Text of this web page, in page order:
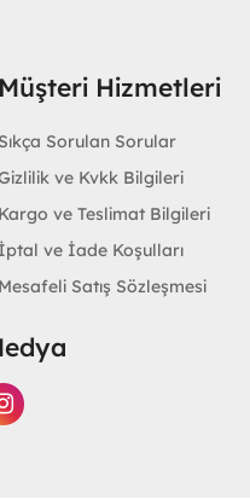
Müşteri Hizmetleri
Sıkça Sorulan Sorular
ve Kvkk Bilgileri
Kargo ve Teslimat Bilgileri
İptal ve İade Koşulları
Mesafeli Satış Sözleşmesi